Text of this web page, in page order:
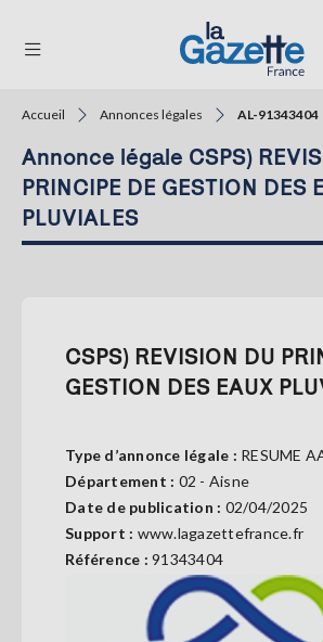
THÉMATIQUES
RÉGIONS
Se
Accueil Annonces légales AL-91343404
Annonce légale CSPS)
PRINCIPE DE GESTION DES
PLUVIALES
CSPS) REVISION DU
GESTION DES EAUX
Type d’annonce légale : RESUME
Département : 02 - Aisne
Date de publication : 02/04/2025
Support : www.lagazettefrance.fr
Référence : 91343404